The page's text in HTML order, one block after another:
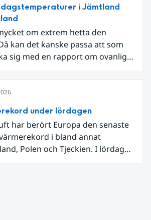
i Jämtland
om extrem hetta den
kan det kanske passa att som
sig med en rapport om ovanligt
under lördagen
har berört Europa den senaste
i bland annat
Polen och Tjeckien. I lördags